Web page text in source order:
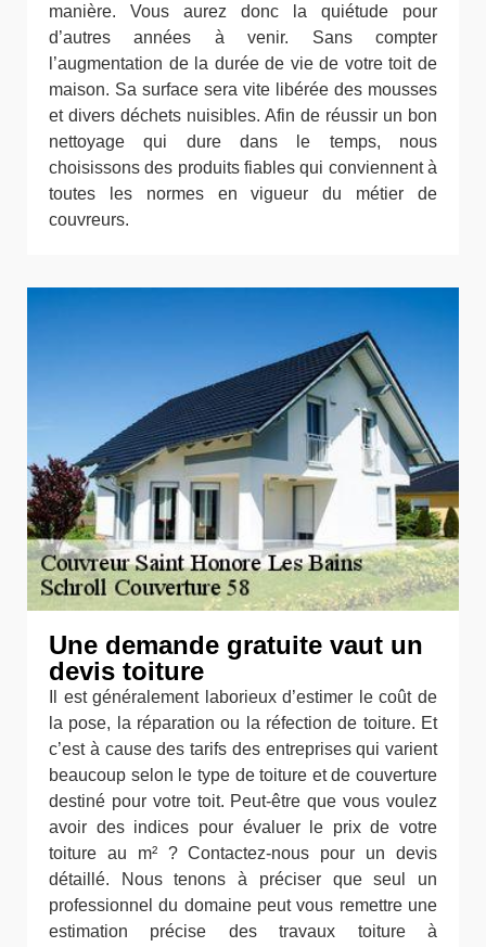
manière. Vous aurez donc la quiétude pour
d’autres années à venir. Sans compter
l’augmentation de la durée de vie de votre toit de
maison. Sa surface sera vite libérée des mousses
et divers déchets nuisibles. Afin de réussir un bon
nettoyage qui dure dans le temps, nous
choisissons des produits fiables qui conviennent à
toutes les normes en vigueur du métier de
couvreurs.
Une demande gratuite vaut un
devis toiture
Il est généralement laborieux d’estimer le coût de
la pose, la réparation ou la réfection de toiture. Et
c’est à cause des tarifs des entreprises qui varient
beaucoup selon le type de toiture et de couverture
destiné pour votre toit. Peut-être que vous voulez
avoir des indices pour évaluer le prix de votre
toiture au m² ? Contactez-nous pour un devis
détaillé. Nous tenons à préciser que seul un
professionnel du domaine peut vous remettre une
estimation précise des travaux toiture à